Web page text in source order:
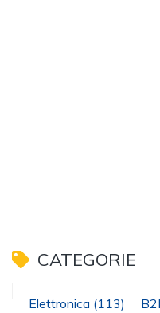
CATEGORIE
Elettronica (113)